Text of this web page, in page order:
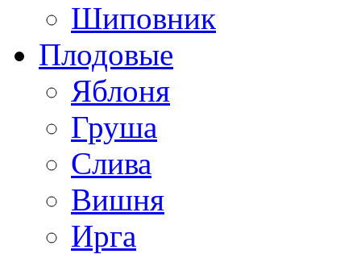
Шиповник
Плодовые
Яблоня
Груша
Слива
Вишня
Ирга